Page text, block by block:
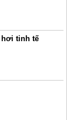
hơi tinh tế